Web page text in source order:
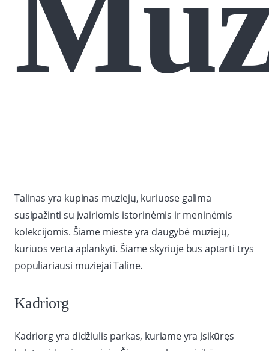
Talinas yra kupinas muziejų, kuriuose galima
susipažinti su įvairiomis istorinėmis ir meninėmis
kolekcijomis. Šiame mieste yra daugybė muziejų,
kuriuos verta aplankyti. Šiame skyriuje bus aptarti trys
populiariausi muziejai Taline.
Kadriorg
Kadriorg yra didžiulis parkas, kuriame yra įsikūręs